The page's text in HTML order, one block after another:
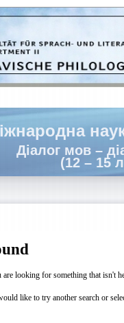
Діалог мов –
(12 – 15
are looking for something that isn't
like to try another search or